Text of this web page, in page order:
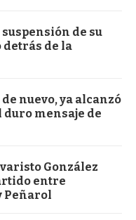
de su
de la
nuevo, ya alcanzó
duro mensaje de
González
entre
Peñarol